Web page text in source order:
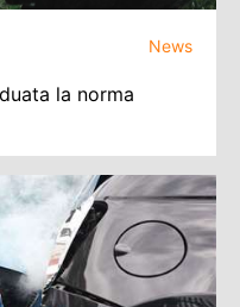
News
la norma